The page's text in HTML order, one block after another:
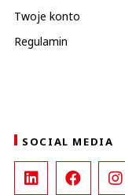
Twoje konto
Regulamin
SOCIAL MEDIA